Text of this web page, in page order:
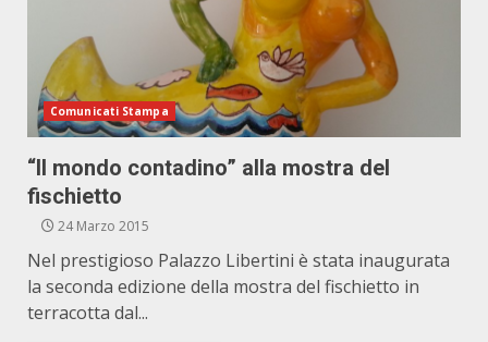
Comunicati Stampa
“Il mondo contadino” alla mostra del
fischietto
24 Marzo 2015
Nel prestigioso Palazzo Libertini è stata inaugurata
la seconda edizione della mostra del fischietto in
terracotta dal...